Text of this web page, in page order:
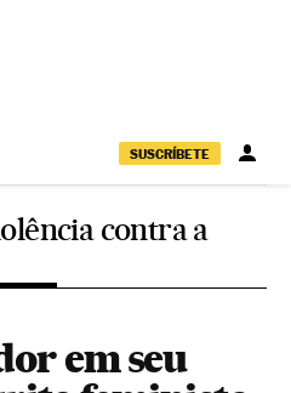
SUSCRÍBETE
contra a
em seu